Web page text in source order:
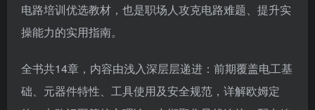
电路培训优选教材，也是职场人攻克电路难题、提升实
操能力的实用指南。
全书共14章，内容由浅入深层层递进：前期覆盖电工基
础、元器件特性、工具使用及安全规范，详解欧姆定